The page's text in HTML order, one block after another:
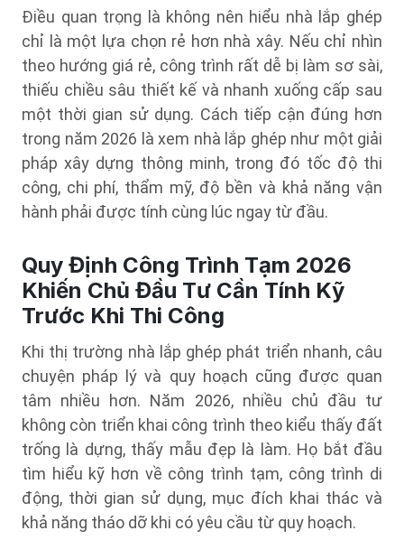
Điều quan trọng là không nên hiểu nhà lắp ghép
chỉ là một lựa chọn rẻ hơn nhà xây. Nếu chỉ nhìn
theo hướng giá rẻ, công trình rất dễ bị làm sơ sài,
thiếu chiều sâu thiết kế và nhanh xuống cấp sau
một thời gian sử dụng. Cách tiếp cận đúng hơn
trong năm 2026 là xem nhà lắp ghép như một giải
pháp xây dựng thông minh, trong đó tốc độ thi
công, chi phí, thẩm mỹ, độ bền và khả năng vận
hành phải được tính cùng lúc ngay từ đầu.
Quy Định Công Trình Tạm 2026
Khiến Chủ Đầu Tư Cần Tính Kỹ
Trước Khi Thi Công
Khi thị trường nhà lắp ghép phát triển nhanh, câu
chuyện pháp lý và quy hoạch cũng được quan
tâm nhiều hơn. Năm 2026, nhiều chủ đầu tư
không còn triển khai công trình theo kiểu thấy đất
trống là dựng, thấy mẫu đẹp là làm. Họ bắt đầu
tìm hiểu kỹ hơn về công trình tạm, công trình di
động, thời gian sử dụng, mục đích khai thác và
khả năng tháo dỡ khi có yêu cầu từ quy hoạch.